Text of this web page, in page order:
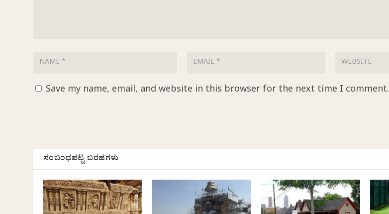
Save my name, email, and website in this browser for the next time I comment.
ಸಂಬಂಧಪಟ್ಟ ಬರಹಗಳು